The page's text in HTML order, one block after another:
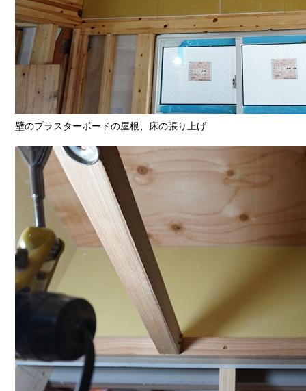
壁のプラスターボードの屋根、床の張り上げ